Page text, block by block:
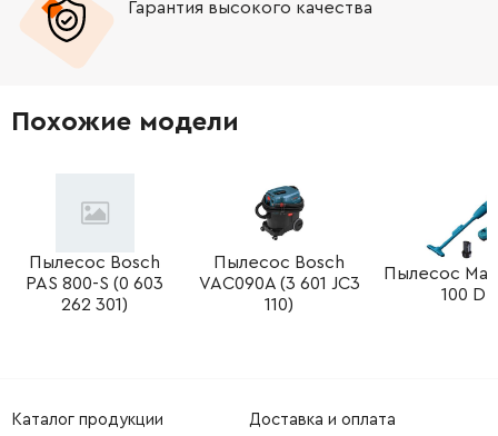
Гарантия высокого качества
Похожие модели
Пылесос Bosch
PAS 800-S (0 603
262 301)
Пылесос Bosch
VAC090A (3 601 JC3
110)
Пылесос
100 D
Каталог продукции Доставка и оплата